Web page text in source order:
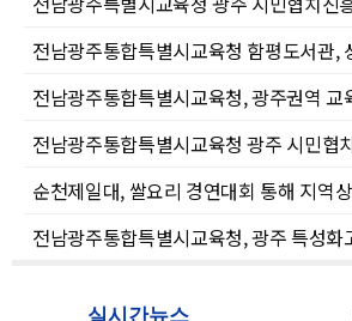
순천제일대, 쌀요리 경연대회 통해 지역
실시간뉴스